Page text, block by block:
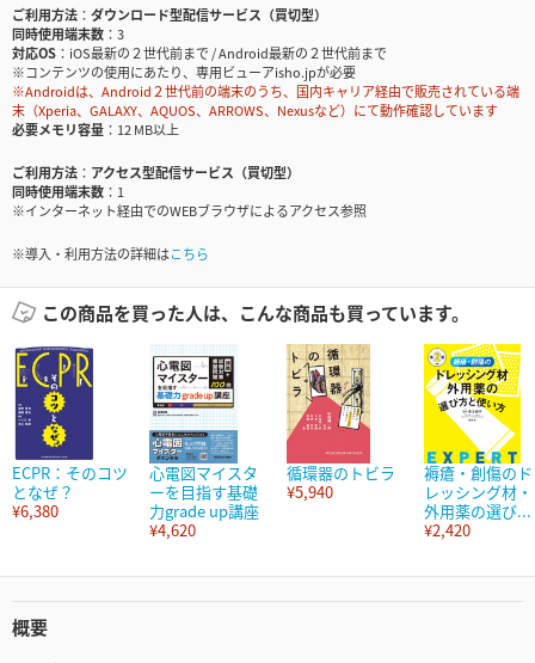
ご利用方法
ダウンロード型配信サービス（買切型）
同時使用端末数
3
対応OS
iOS最新の２世代前まで / Android最新の２世代前まで
※コンテンツの使用にあたり、専用ビューアisho.jpが必要
※Androidは、Android２世代前の端末のうち、国内キャリア経由で販売されている端
末（Xperia、GALAXY、AQUOS、ARROWS、Nexusなど）にて動作確認しています
必要メモリ容量
12 MB以上
ご利用方法
アクセス型配信サービス（買切型）
同時使用端末数
1
※インターネット経由でのWEBブラウザによるアクセス参照
※導入・利用方法の詳細はこちら
この商品を買った人は、こんな商品も買っています。
ECPR：そのコツ
となぜ？
¥6,380
心電図マイスタ
ーを目指す基礎
力grade up講座
¥4,620
循環器のトビラ
¥5,940
褥瘡・創傷のド
レッシング材・
外用薬の選び...
¥2,420
概要